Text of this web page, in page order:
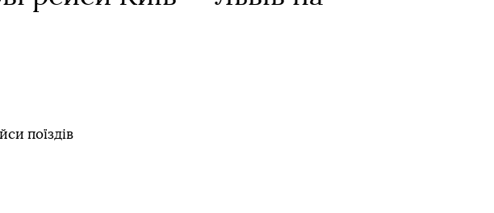
поїздів